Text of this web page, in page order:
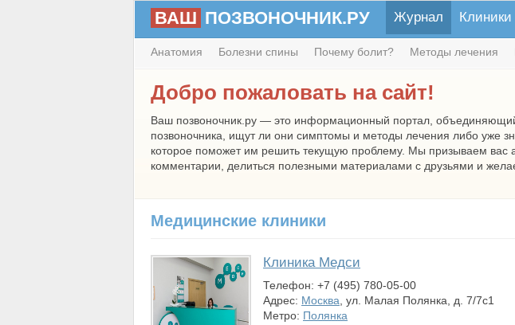
Добро пожаловать на сайт!
Ваш позвоночник.ру — это информационный портал,
позвоночника, ищут ли они симптомы и методы лечения либо уже
которое поможет им решить текущую проблему. Мы призываем вас
комментарии, делиться полезными материалами с друзьями и
Медицинские клиники
Клиника Медси
Телефон: +7 (495) 780-05-00
Адрес: Москва , ул. Малая Полянка, д. 7/7c1
Метро: Полянка
ВАШ ПОЗВОНОЧНИК.РУ Журнал Клиники
Анатомия Болезни спины Почему болит? Методы лечения